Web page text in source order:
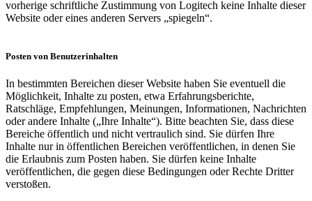
vorherige schriftliche Zustimmung von Logitech keine Inhalte dieser
Website oder eines anderen Servers „spiegeln“.
Posten von Benutzerinhalten
In bestimmten Bereichen dieser Website haben Sie eventuell die
Möglichkeit, Inhalte zu posten, etwa Erfahrungsberichte,
Ratschläge, Empfehlungen, Meinungen, Informationen, Nachrichten
oder andere Inhalte („Ihre Inhalte“). Bitte beachten Sie, dass diese
Bereiche öffentlich und nicht vertraulich sind. Sie dürfen Ihre
Inhalte nur in öffentlichen Bereichen veröffentlichen, in denen Sie
die Erlaubnis zum Posten haben. Sie dürfen keine Inhalte
veröffentlichen, die gegen diese Bedingungen oder Rechte Dritter
verstoßen.